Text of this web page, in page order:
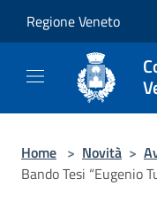
Regione Veneto
Home > Novità >
Bando Tesi “Eugenio